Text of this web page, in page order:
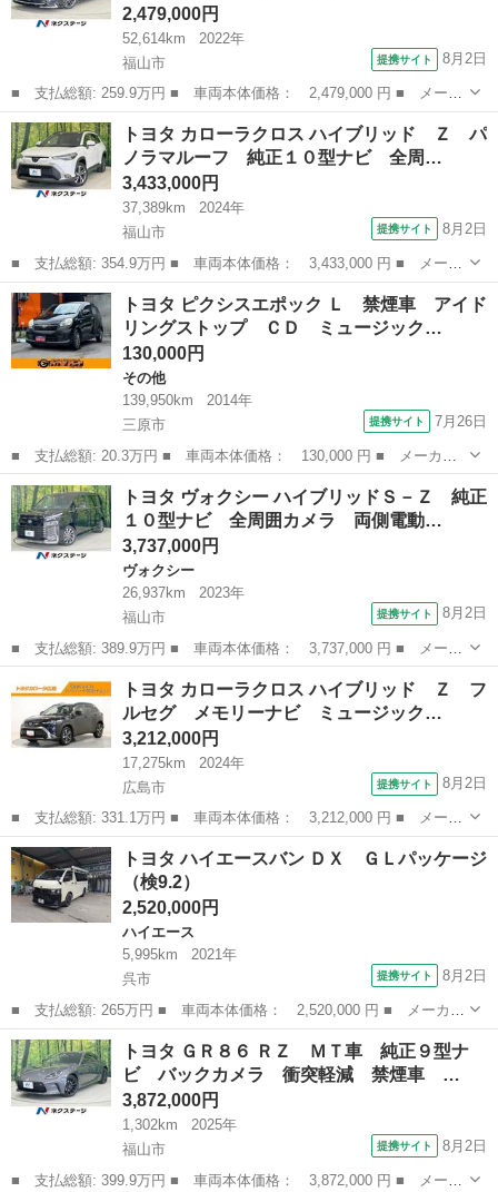
2,479,000円
52,614km
2022年
福山市
提携サイト 8月2日
■ 支払総額: 259.9万円 ■ 車両本体価格： 2,479,000 円 ■ メーカ
ー名： トヨタ ■ 車種名： カローラツーリング ■ グレード
名： ハイブリッド ダブルバイビー モデリスタエアロ 純正１０
型ナビ バッ...
広島 福山市 トヨタ
トヨタ カローラクロス ハイブリッド Ｚ パ
ノラマルーフ 純正１０型ナビ 全周…
3,433,000円
37,389km
2024年
福山市
提携サイト 8月2日
■ 支払総額: 354.9万円 ■ 車両本体価格： 3,433,000 円 ■ メーカ
ー名： トヨタ ■ 車種名： カローラクロス ■ グレード名： ハ
イブリッド Ｚ パノラマルーフ 純正１０型ナビ 全周囲カメラ
衝突軽減...
広島 福山市 トヨタ
トヨタ ピクシスエポック Ｌ 禁煙車 アイド
リングストップ ＣＤ ミュージック…
130,000円
その他
139,950km
2014年
三原市
提携サイト 7月26日
■ 支払総額: 20.3万円 ■ 車両本体価格： 130,000 円 ■ メーカー
名： トヨタ ■ 車種名： ピクシスエポック ■ グレード名：
Ｌ 禁煙車 アイドリングストップ ＣＤ ミュージックプレイヤー
接続可 キーレ...
広島 三原市 その他
トヨタ ヴォクシー ハイブリッドＳ－Ｚ 純正
１０型ナビ 全周囲カメラ 両側電動…
3,737,000円
ヴォクシー
26,937km
2023年
福山市
提携サイト 8月2日
■ 支払総額: 389.9万円 ■ 車両本体価格： 3,737,000 円 ■ メーカ
ー名： トヨタ ■ 車種名： ヴォクシー ■ グレード名： ハイブ
リッドＳ－Ｚ 純正１０型ナビ 全周囲カメラ 両側電動ドア 衝突
軽減 禁...
福山市 ヴォクシー
トヨタ カローラクロス ハイブリッド Ｚ フ
ルセグ メモリーナビ ミュージック…
3,212,000円
17,275km
2024年
広島市
提携サイト 8月2日
■ 支払総額: 331.1万円 ■ 車両本体価格： 3,212,000 円 ■ メーカ
ー名： トヨタ ■ 車種名： カローラクロス ■ グレード名： ハ
イブリッド Ｚ フルセグ メモリーナビ ミュージックプレイヤー
接続可 ...
広島 広島市 トヨタ
トヨタ ハイエースバン ＤＸ ＧＬパッケージ
（検9.2）
2,520,000円
ハイエース
5,995km
2021年
呉市
提携サイト 8月2日
■ 支払総額: 265万円 ■ 車両本体価格： 2,520,000 円 ■ メーカー
名： トヨタ ■ 車種名： ハイエースバン ■ グレード名： Ｄ
Ｘ ＧＬパッケージ ■ 排気量： 2000cc ■ ドア枚数： 5D ■ ...
広島 呉市 ハイエース
トヨタ ＧＲ８６ ＲＺ ＭＴ車 純正９型ナ
ビ バックカメラ 衝突軽減 禁煙車 …
3,872,000円
1,302km
2025年
福山市
提携サイト 8月2日
■ 支払総額: 399.9万円 ■ 車両本体価格： 3,872,000 円 ■ メーカ